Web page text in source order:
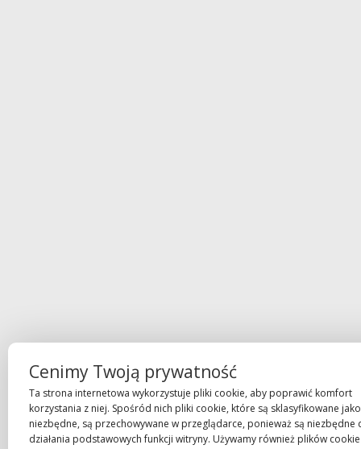
Cenimy Twoją prywatność
Ta strona internetowa wykorzystuje pliki cookie, aby poprawić komfort
korzystania z niej. Spośród nich pliki cookie, które są sklasyfikowane jako
niezbędne, są przechowywane w przeglądarce, ponieważ są niezbędne
działania podstawowych funkcji witryny. Używamy również plików cookie